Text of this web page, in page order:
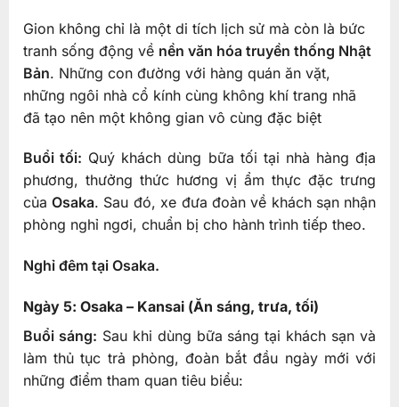
Gion không chỉ là một di tích lịch sử mà còn là bức
tranh sống động về nền văn hóa truyền thống Nhật
Bản. Những con đường với hàng quán ăn vặt,
những ngôi nhà cổ kính cùng không khí trang nhã
đã tạo nên một không gian vô cùng đặc biệt
Buổi tối: Quý khách dùng bữa tối tại nhà hàng địa
phương, thưởng thức hương vị ẩm thực đặc trưng
củaOsaka. Sau đó, xe đưa đoàn về khách sạn nhận
phòng nghỉ ngơi, chuẩn bị cho hành trình tiếp theo.
Nghỉ đêm tại Osaka.
Ngày 5: Osaka – Kansai (Ăn sáng, trưa, tối)
Buổi sáng: Sau khi dùng bữa sáng tại khách sạn và
làm thủ tục trả phòng, đoàn bắt đầu ngày mới với
những điểm tham quan tiêu biểu: